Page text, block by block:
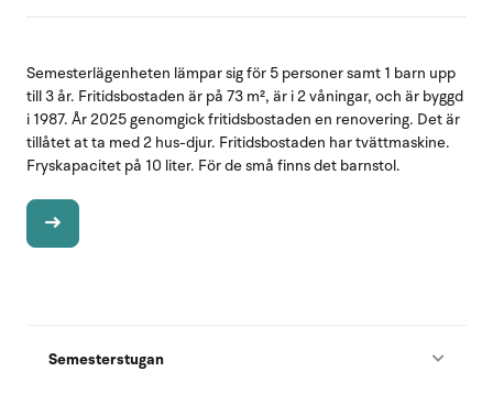
Semesterlägenheten lämpar sig för 5 personer samt 1 barn upp
till 3 år. Fritidsbostaden är på 73 m², är i 2 våningar, och är byggd
i 1987. År 2025 genomgick fritidsbostaden en renovering. Det är
tillåtet at ta med 2 hus-djur. Fritidsbostaden har tvättmaskine.
Fryskapacitet på 10 liter. För de små finns det barnstol.
Semesterstugan